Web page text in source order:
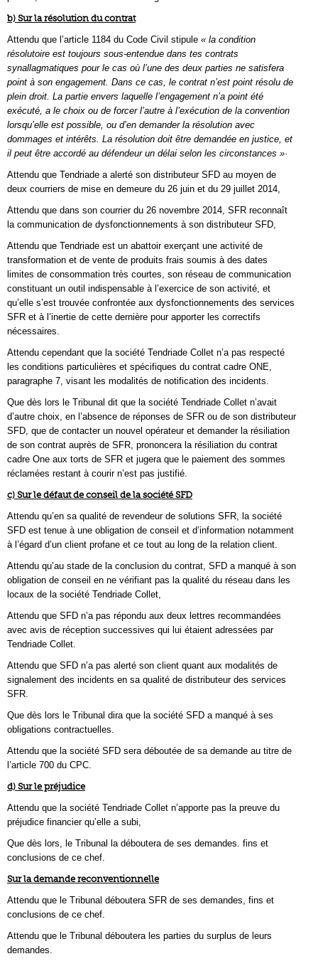
b) Sur la résolution du contrat
Attendu que l’article 1184 du Code Civil stipule « la condition
résolutoire est toujours sous-entendue dans tes contrats
synallagmatiques pour le cas où l’une des deux parties ne satisfera
point à son engagement. Dans ce cas, le contrat n’est point résolu de
plein droit. La partie envers laquelle l’engagement n’a point été
exécuté, a le choix ou de forcer l’autre à l’exécution de la convention
lorsqu’elle est possible, ou d’en demander la résolution avec
dommages et intérêts. La résolution doit être demandée en justice, et
il peut être accordé au défendeur un délai selon les circonstances »·
Attendu que Tendriade a alerté son distributeur SFD au moyen de
deux courriers de mise en demeure du 26 juin et du 29 juillet 2014,
Attendu que dans son courrier du 26 novembre 2014, SFR reconnaît
la communication de dysfonctionnements à son distributeur SFD,
Attendu que Tendriade est un abattoir exerçant une activité de
transformation et de vente de produits frais soumis à des dates
limites de consommation très courtes, son réseau de communication
constituant un outil indispensable à l’exercice de son activité, et
qu’elle s’est trouvée confrontée aux dysfonctionnements des services
SFR et à l’inertie de cette dernière pour apporter les correctifs
nécessaires.
Attendu cependant que la société Tendriade Collet n’a pas respecté
les conditions particulières et spécifiques du contrat cadre ONE,
paragraphe 7, visant les modalités de notification des incidents.
Que dès lors le Tribunal dit que la société Tendriade Collet n’avait
d’autre choix, en l’absence de réponses de SFR ou de son distributeur
SFD, que de contacter un nouvel opérateur et demander la résiliation
de son contrat auprès de SFR, prononcera la résiliation du contrat
cadre One aux torts de SFR et jugera que le paiement des sommes
réclamées restant à courir n’est pas justifié.
c) Sur le défaut de conseil de la société SFD
Attendu qu’en sa qualité de revendeur de solutions SFR, la société
SFD est tenue à une obligation de conseil et d’information notamment
à l’égard d’un client profane et ce tout au long de la relation client.
Attendu qu’au stade de la conclusion du contrat, SFD a manqué à son
obligation de conseil en ne vérifiant pas la qualité du réseau dans les
locaux de la société Tendriade Collet,
Attendu que SFD n’a pas répondu aux deux lettres recommandées
avec avis de réception successives qui lui étaient adressées par
Tendriade Collet.
Attendu que SFD n’a pas alerté son client quant aux modalités de
signalement des incidents en sa qualité de distributeur des services
SFR.
Que dès lors le Tribunal dira que la société SFD a manqué à ses
obligations contractuelles.
Attendu que la société SFD sera déboutée de sa demande au titre de
l’article 700 du CPC.
d) Sur le préjudice
Attendu que la société Tendriade Collet n’apporte pas la preuve du
préjudice financier qu’elle a subi,
Que dès lors, le Tribunal la déboutera de ses demandes. fins et
conclusions de ce chef.
Sur la demande reconventionnelle
Attendu que le Tribunal déboutera SFR de ses demandes, fins et
conclusions de ce chef.
Attendu que le Tribunal déboutera les parties du surplus de leurs
demandes.